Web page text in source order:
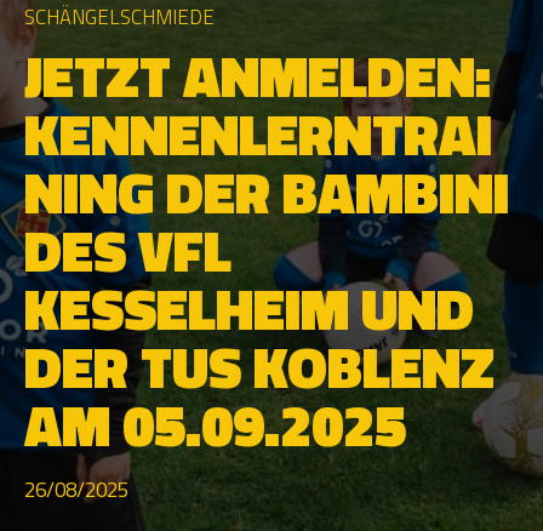
SCHÄNGELSCHMIEDE
JETZT ANMELDEN:
KENNENLERNTRAI
NING DER BAMBINI
DES VFL
KESSELHEIM UND
DER TUS KOBLENZ
AM 05.09.2025
26/08/2025